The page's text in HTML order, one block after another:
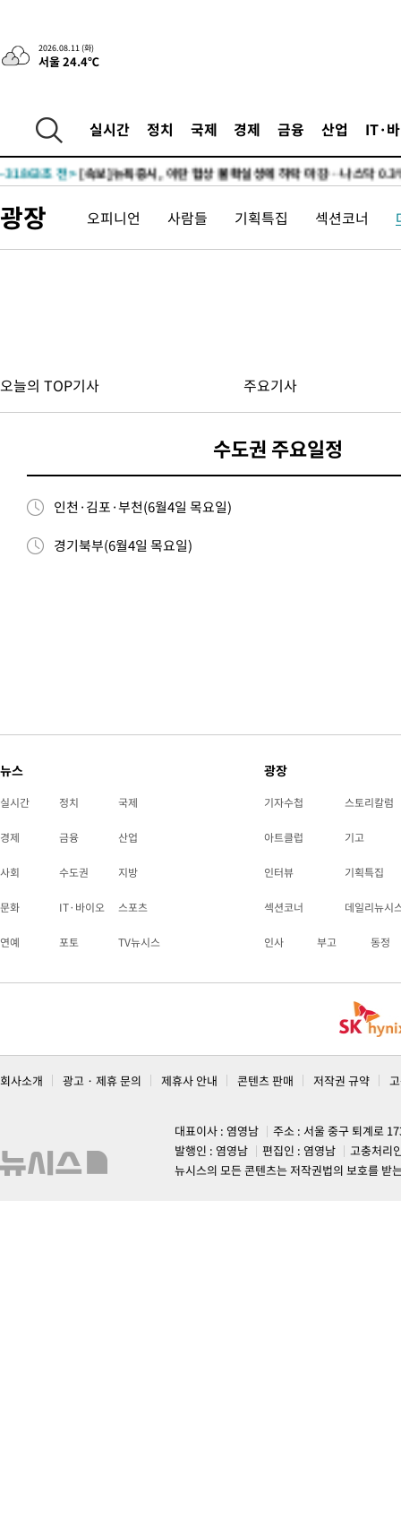
2026.08.11 (화)
서울 24.4℃
실시간 정치 국제 경제 금융 산업 IT·
-19802초 전 >
-31863초 전 >[속보]뉴욕증시, 이란 협상 불확실성에 하락 마감…나스닥
-31863초 전 >
[속보]뉴욕증시, 이란 협상 불확실성에 하락 마감…나스닥
-19802초 전 >[속보]트럼프, 이란 배상금 요구에 "우리도 요구하라 지시"
광장 오피니언 사람들 기획특집 섹션코너
오늘의 TOP기사 주요기사
수도권 주요일정
인천·김포·부천(6월4일 목요일)
경기북부(6월4일 목요일)
뉴스
실시간 정치 국제
경제 금융 산업
사회 수도권 지방
문화 IT·바이오 스포츠
연예 포토 TV뉴시스
광장
기자수첩 스토리칼럼
아트클럽 기고
인터뷰 기획특집
섹션코너 데일리뉴시
인사 부고 동정
회사소개 광고 · 제휴 문의 제휴사 안내 콘텐츠 판매 저작권 규약
대표이사 : 염영남
주소 : 서울 중구 퇴계로
발행인 : 염영남
편집인 : 염영남
고충처리
뉴시스의 모든 콘텐츠는 저작권법의 보호를